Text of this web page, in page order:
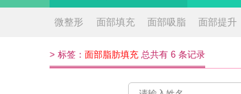
微整形 面部填充 面部吸脂 面部提升
> 标签： 面部脂肪填充 总共有 6 条记录